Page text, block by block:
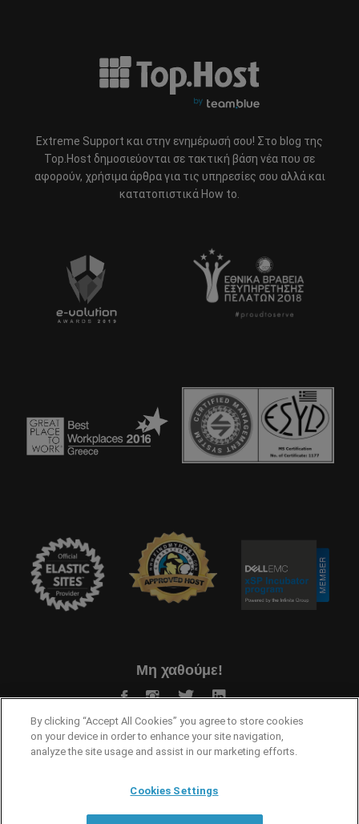
Extreme Support και στην ενημέρωσή σου! Στο blog της
Top.Host δημοσιεύονται σε τακτική βάση νέα που σε
αφορούν, χρήσιμα άρθρα για τις υπηρεσίες σου αλλά και
κατατοπιστικά How to.
Μη χαθούμε!
By clicking “Accept All Cookies” you agree to store cookies
on your device in order to enhance your site navigation,
analyze the site usage and assist in our marketing efforts.
Cookies Settings